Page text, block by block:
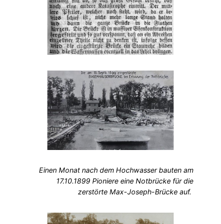
Einen Monat nach dem Hochwasser bauten am
17.10.1899 Pioniere eine Notbrücke für die
zerstörte Max-Joseph-Brücke auf.